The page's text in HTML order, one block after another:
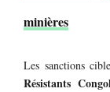
minières
Les sanctions
Résistants